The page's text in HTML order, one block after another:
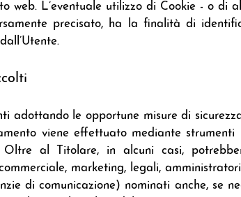
web. L’eventuale utilizzo di Cookie - o
precisato, ha la finalità di
adottando le opportune misure di
viene effettuato mediante
al Titolare, in alcuni casi,
marketing, legali,
di comunicazione) nominati anche, se